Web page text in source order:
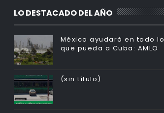
LO DESTACADO DEL AÑO
México ayudará en todo lo
que pueda a Cuba: AMLO
(sin título)